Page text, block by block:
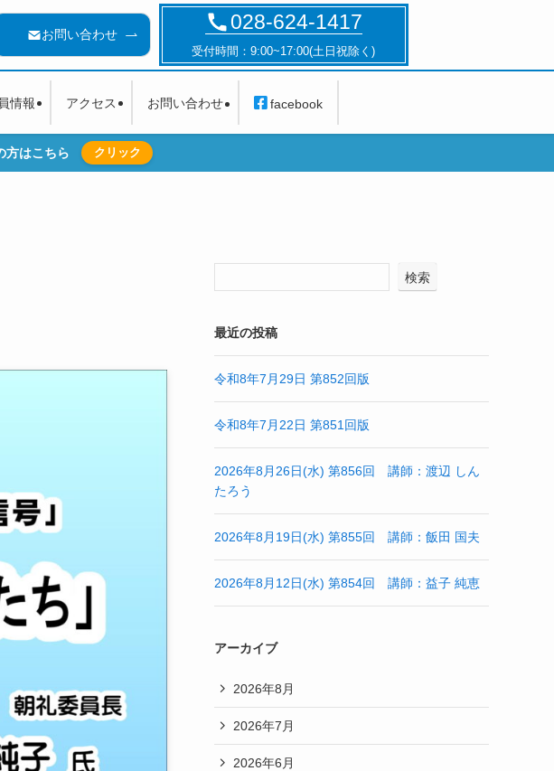
情報 アクセス お問い合わせ facebook
お問い合わせ
028-624-1417
受付時間：9:00~17:00(土日祝除く)
方はこちら クリック
検索
最近の投稿
令和8年7月29日 第852回版
令和8年7月22日 第851回版
2026年8月26日(水) 第856回 講師：渡辺 しん
たろう
2026年8月19日(水) 第855回 講師：飯田 国夫
2026年8月12日(水) 第854回 講師：益子 純恵
アーカイブ
2026年8月
2026年7月
2026年6月